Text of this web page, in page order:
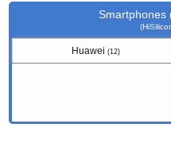
Smartphones
Huawei (12)